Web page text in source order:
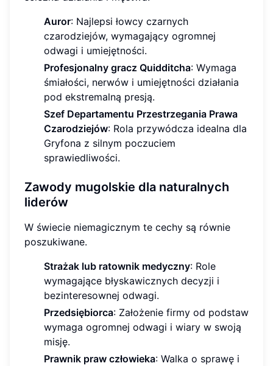
Auror: Najlepsi łowcy czarnych
czarodziejów, wymagający ogromnej
odwagi i umiejętności.
Profesjonalny gracz Quidditcha: Wymaga
śmiałości, nerwów i umiejętności działania
pod ekstremalną presją.
Szef Departamentu Przestrzegania Prawa
Czarodziejów: Rola przywódcza idealna dla
Gryfona z silnym poczuciem
sprawiedliwości.
Zawody mugolskie dla naturalnych
liderów
W świecie niemagicznym te cechy są równie
poszukiwane.
Strażak lub ratownik medyczny: Role
wymagające błyskawicznych decyzji i
bezinteresownej odwagi.
Przedsiębiorca: Założenie firmy od podstaw
wymaga ogromnej odwagi i wiary w swoją
misję.
Prawnik praw człowieka: Walka o sprawę i